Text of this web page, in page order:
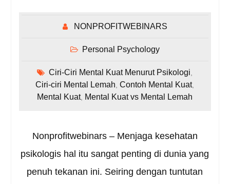
NONPROFITWEBINARS
Personal Psychology
Ciri-Ciri Mental Kuat Menurut Psikologi,
Ciri-ciri Mental Lemah,Contoh Mental Kuat,
Mental Kuat, Mental Kuat vs Mental Lemah
Nonprofitwebinars – Menjaga kesehatan
psikologis hal itu sangat penting di dunia yang
penuh tekanan ini. Seiring dengan tuntutan